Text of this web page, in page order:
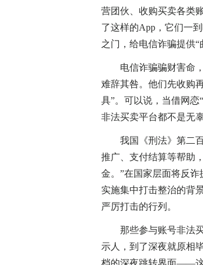
营团伙、收购买卖各类
了这样的App，它们一
之门，给电信诈骗提供“
电信诈骗骗财害命，
难辞其咎。他们先收购
具”。可以说，当借网
非法买卖平台都不是无
我国《刑法》第二百
推广、支付结算等帮助
金。”在国家层面将反
实施集中打击整治的背
严厉打击的行列。
那些参与账号非法买
示人，到了深夜就原相
档的深夜跳转界面——这